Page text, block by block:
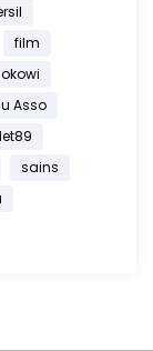
film
Asso
sains